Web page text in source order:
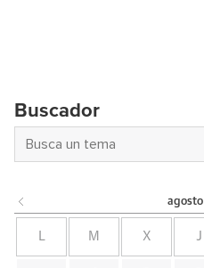
Buscador
agosto
L M X J